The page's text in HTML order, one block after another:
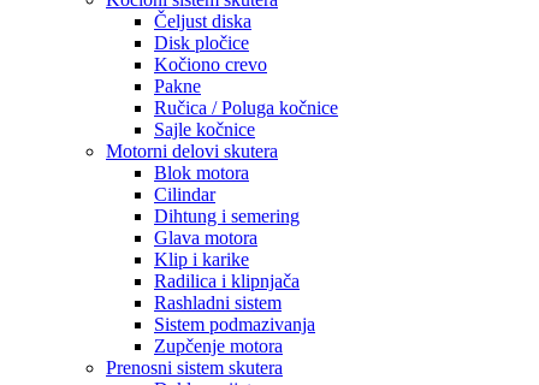
Čeljust diska
Disk pločice
Kočiono crevo
Pakne
Ručica / Poluga kočnice
Sajle kočnice
Motorni delovi skutera
Blok motora
Cilindar
Dihtung i semering
Glava motora
Klip i karike
Radilica i klipnjača
Rashladni sistem
Sistem podmazivanja
Zupčenje motora
Prenosni sistem skutera